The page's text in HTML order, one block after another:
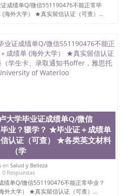
成绩单Q/微信551190476不能正常毕
海外大学） ★真实留信认证（可查）...
大学毕业证成绩单Q/微信
业？辍学？ ★毕业证＋成绩单
认证（可查） ★各类英文材料
（学
en Salud y Belleza
0 Respuestas
绩单Q/微信551190476不能正常毕业？
外大学） ★真实留信认证（可查）...